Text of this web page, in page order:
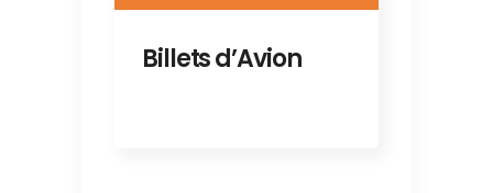
Billets d’Avion